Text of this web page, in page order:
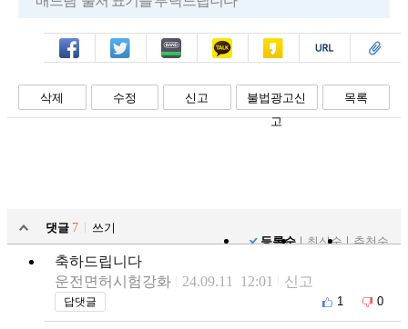
페북 트윗 밴드 카톡 카스 복사 스크랩
삭제 수정 신고
불법광고신
고
목록
댓글 7
쓰기
등록순
최신순 추천순
축하드립니다
운전면허시험강화
24.09.11 12:01 신고
답댓글 1 0